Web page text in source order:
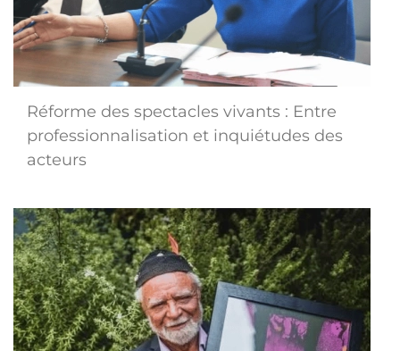
Réforme des spectacles vivants : Entre
professionnalisation et inquiétudes des
acteurs